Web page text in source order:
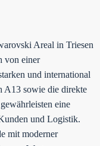
Areal in Triesen
von einer
und international
A13 sowie die direkte
eine
und Logistik.
mit moderner